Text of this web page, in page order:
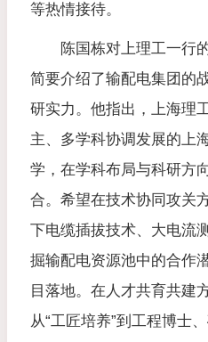
等热情接待。
陈国栋对上理工一行
简要介绍了输配电集团的
研实力。他指出，上海理
主、多学科协调发展的上
学，在学科布局与科研方
合。希望在技术协同攻关
下电缆插拔技术、大电流
掘输配电资源池中的合作
目落地。在人才共育共建
从“工匠培养”到工程博士